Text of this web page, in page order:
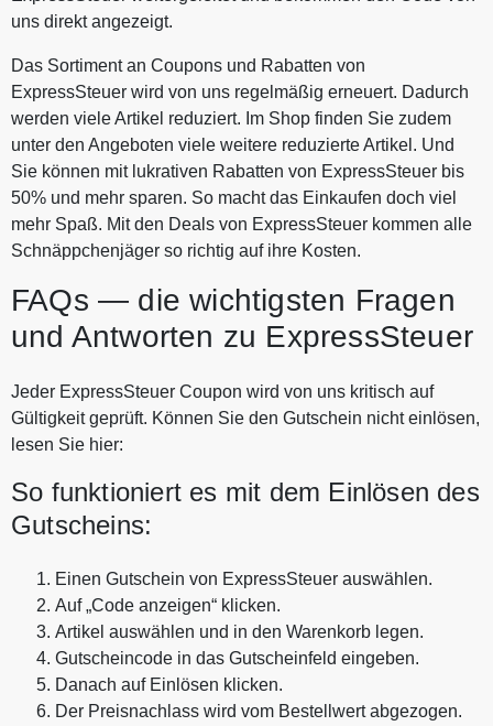
uns direkt angezeigt.
Das Sortiment an Coupons und Rabatten von
ExpressSteuer wird von uns regelmäßig erneuert. Dadurch
werden viele Artikel reduziert. Im Shop finden Sie zudem
unter den Angeboten viele weitere reduzierte Artikel. Und
Sie können mit lukrativen Rabatten von ExpressSteuer bis
50% und mehr sparen. So macht das Einkaufen doch viel
mehr Spaß. Mit den Deals von ExpressSteuer kommen alle
Schnäppchenjäger so richtig auf ihre Kosten.
FAQs — die wichtigsten Fragen
und Antworten zu ExpressSteuer
Jeder ExpressSteuer Coupon wird von uns kritisch auf
Gültigkeit geprüft. Können Sie den Gutschein nicht einlösen,
lesen Sie hier:
So funktioniert es mit dem Einlösen des
Gutscheins:
Einen Gutschein von ExpressSteuer auswählen.
Auf „Code anzeigen“ klicken.
Artikel auswählen und in den Warenkorb legen.
Gutscheincode in das Gutscheinfeld eingeben.
Danach auf Einlösen klicken.
Der Preisnachlass wird vom Bestellwert abgezogen.